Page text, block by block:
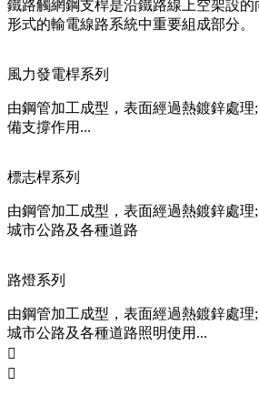
鐵路觸網鋼支桿是沿鐵路線上空架設
形式的輸電線路系統中重要組成部分。
風力發電桿系列
由鋼管加工成型，表面經過熱鍍鋅處
備支撐作用...
標志桿系列
由鋼管加工成型，表面經過熱鍍鋅處理
城市公路及各種道路
路燈系列
由鋼管加工成型，表面經過熱鍍鋅處理
城市公路及各種道路照明使用...

